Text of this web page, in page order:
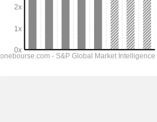
2,05 Md
1,58 Md